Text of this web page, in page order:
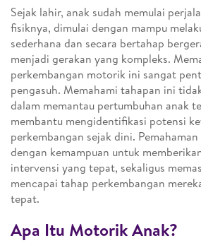
Sejak lahir, anak sudah memulai
fisiknya, dimulai dengan mampu
sederhana dan secara bertahap
menjadi gerakan yang kompleks.
perkembangan motorik ini sangat
pengasuh. Memahami tahapan ini
dalam memantau pertumbuhan anak
membantu mengidentifikasi potensi
perkembangan sejak dini.
dengan kemampuan untuk
intervensi yang tepat, sekaligus
mencapai tahap perkembangan
tepat.
Apa Itu Motorik Anak?